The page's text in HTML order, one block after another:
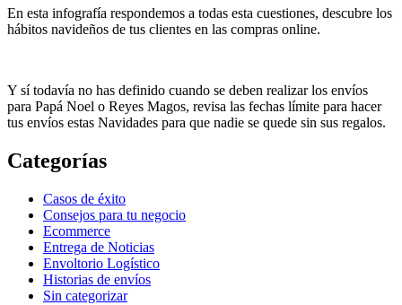
En esta infografía respondemos a todas esta cuestiones, descubre los
hábitos navideños de tus clientes en las compras online.
Y sí todavía no has definido cuando se deben realizar los envíos
para Papá Noel o Reyes Magos, revisa las fechas límite para hacer
tus envíos estas Navidades para que nadie se quede sin sus regalos.
Categorías
Casos de éxito
Consejos para tu negocio
Ecommerce
Entrega de Noticias
Envoltorio Logístico
Historias de envíos
Sin categorizar